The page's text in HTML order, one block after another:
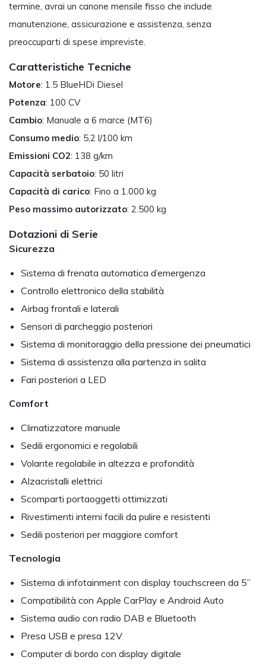
termine, avrai un canone mensile fisso che include
manutenzione, assicurazione e assistenza, senza
preoccuparti di spese impreviste.
Caratteristiche Tecniche
Motore: 1.5 BlueHDi Diesel
Potenza: 100 CV
Cambio: Manuale a 6 marce (MT6)
Consumo medio: 5,2 l/100 km
Emissioni CO2: 138 g/km
Capacità serbatoio: 50 litri
Capacità di carico: Fino a 1.000 kg
Peso massimo autorizzato: 2.500 kg
Dotazioni di Serie
Sicurezza
Sistema di frenata automatica d’emergenza
Controllo elettronico della stabilità
Airbag frontali e laterali
Sensori di parcheggio posteriori
Sistema di monitoraggio della pressione dei pneumatici
Sistema di assistenza alla partenza in salita
Fari posteriori a LED
Comfort
Climatizzatore manuale
Sedili ergonomici e regolabili
Volante regolabile in altezza e profondità
Alzacristalli elettrici
Scomparti portaoggetti ottimizzati
Rivestimenti interni facili da pulire e resistenti
Sedili posteriori per maggiore comfort
Tecnologia
Sistema di infotainment con display touchscreen da 5”
Compatibilità con Apple CarPlay e Android Auto
Sistema audio con radio DAB e Bluetooth
Presa USB e presa 12V
Computer di bordo con display digitale